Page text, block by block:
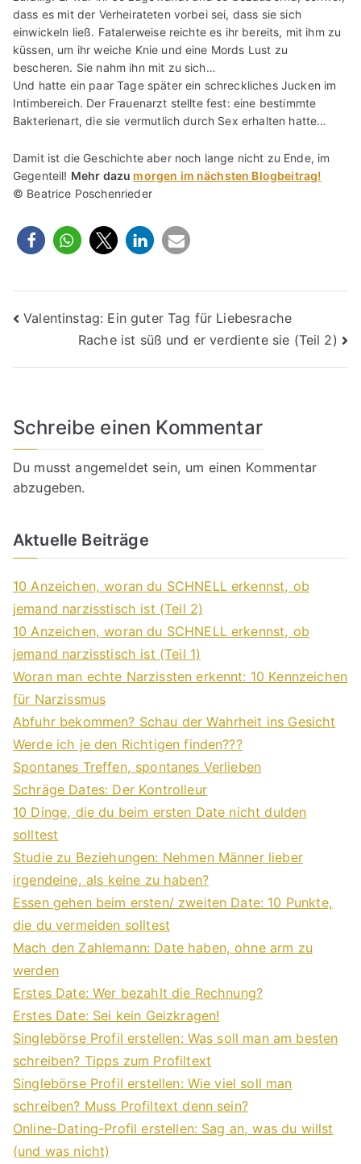
dass es mit der Verheirateten vorbei sei, dass sie sich
einwickeln ließ. Fatalerweise reichte es ihr bereits, mit ihm zu
küssen, um ihr weiche Knie und eine Mords Lust zu
bescheren. Sie nahm ihn mit zu sich…
Und hatte ein paar Tage später ein schreckliches Jucken im
Intimbereich. Der Frauenarzt stellte fest: eine bestimmte
Bakterienart, die sie vermutlich durch Sex erhalten hatte…
Damit ist die Geschichte aber noch lange nicht zu Ende, im
Gegenteil! Mehr dazu morgen im nächsten Blogbeitrag!
© Beatrice Poschenrieder
Beitragsnavigation
Valentinstag: Ein guter Tag für Liebesrache
Rache ist süß und er verdiente sie (Teil 2)
Schreibe einen Kommentar
Du musstangemeldet sein, um einen Kommentar
abzugeben.
Aktuelle Beiträge
10 Anzeichen, woran du SCHNELL erkennst, ob
jemand narzisstisch ist (Teil 2)
10 Anzeichen, woran du SCHNELL erkennst, ob
jemand narzisstisch ist (Teil 1)
Woran man echte Narzissten erkennt: 10 Kennzeichen
für Narzissmus
Abfuhr bekommen? Schau der Wahrheit ins Gesicht
Werde ich je den Richtigen finden???
Spontanes Treffen, spontanes Verlieben
Schräge Dates: Der Kontrolleur
10 Dinge, die du beim ersten Date nicht dulden
solltest
Studie zu Beziehungen: Nehmen Männer lieber
irgendeine, als keine zu haben?
Essen gehen beim ersten/ zweiten Date: 10 Punkte,
die du vermeiden solltest
Mach den Zahlemann: Date haben, ohne arm zu
werden
Erstes Date: Wer bezahlt die Rechnung?
Erstes Date: Sei kein Geizkragen!
Singlebörse Profil erstellen: Was soll man am besten
schreiben? Tipps zum Profiltext
Singlebörse Profil erstellen: Wie viel soll man
schreiben? Muss Profiltext denn sein?
Online-Dating-Profil erstellen: Sag an, was du willst
(und was nicht)